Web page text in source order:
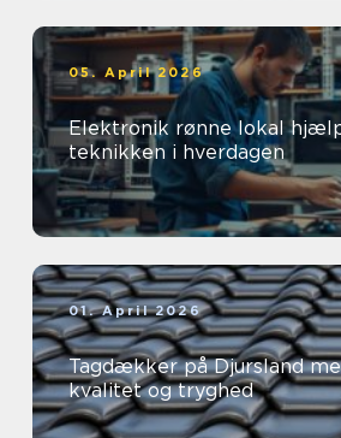
05. April 2026
Elektronik rønne lokal hjælp til
teknikken i hverdagen
01. April 2026
Tagdækker på Djursland
kvalitet og tryghed